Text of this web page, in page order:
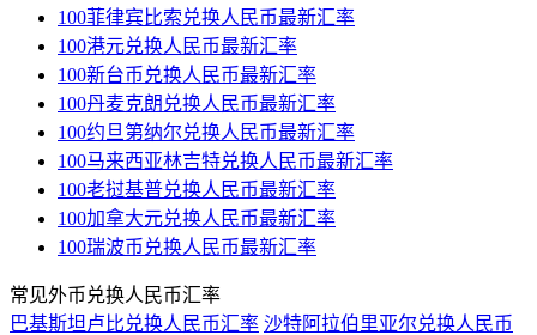
100菲律宾比索兑换人民币最新汇率
100港元兑换人民币最新汇率
100新台币兑换人民币最新汇率
100丹麦克朗兑换人民币最新汇率
100约旦第纳尔兑换人民币最新汇率
100马来西亚林吉特兑换人民币最新汇率
100老挝基普兑换人民币最新汇率
100加拿大元兑换人民币最新汇率
100瑞波币兑换人民币最新汇率
常见外币兑换人民币汇率
巴基斯坦卢比兑换人民币汇率 沙特阿拉伯里亚尔兑换人民币